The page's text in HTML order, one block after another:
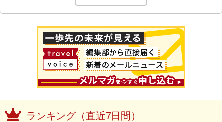
ランキング（直近7日間）